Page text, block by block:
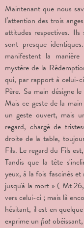
Maintenant que nous
l’attention des trois
attitudes respectives.
sont presque
manifestent la
mystère de la
qui, par rapport à celui-
Père. Sa main désigne
Mais ce geste de la
un geste ouvert, mais
regard, chargé de
droite de la table,
Fils. Le regard du Fils
Tandis que la tête
yeux, à la fois fascinés
jusqu'à la mort » ( Mt
vers celui-ci ; mais là
hésitant, il est en
exprime un fiat